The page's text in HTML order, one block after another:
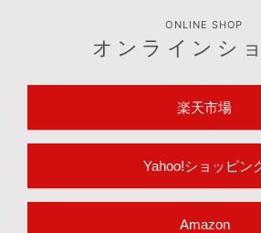
ONLINE SHOP
オンラインシ
楽天市場
Yahoo!ショッピン
Amazon